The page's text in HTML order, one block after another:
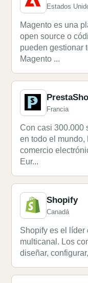
Estados
Magento es una
open source o
pueden gestionar
Magento ...
Francia
Con casi 300.000
en todo el
comercio
Eur...
Shopify
Canadá
Shopify es el líder
multicanal. Los
diseñar,